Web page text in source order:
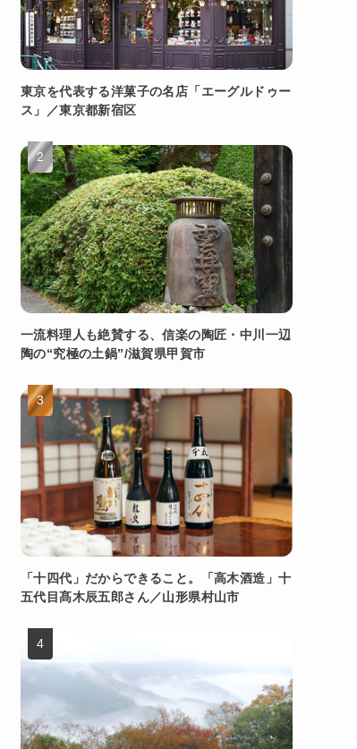
東京を代表する洋菓子の名店「エーグルドゥー
ス」／東京都新宿区
一流料理人も絶賛する、信楽の陶匠・中川一辺
陶の“究極の土鍋”/滋賀県甲賀市
「十四代」だからできること。「高木酒造」十
五代目髙木辰五郎さん／山形県村山市